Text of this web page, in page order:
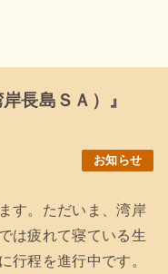
長島ＳＡ）』
お知らせ
す。ただいま、湾岸
は疲れて寝ている生
行程を進行中です。